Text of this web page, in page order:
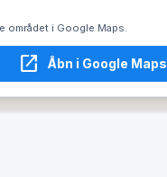
området i Google Maps.
open_in_new Åbn i Google Maps